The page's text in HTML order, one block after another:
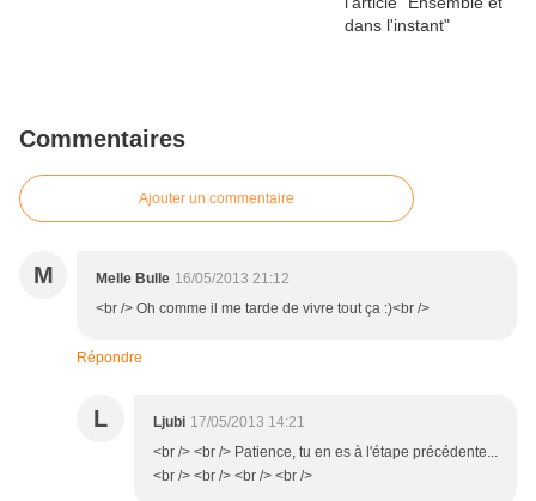
Commentaires
Ajouter un commentaire
M Melle Bulle 16/05/2013 21:12
<br /> Oh comme il me tarde de vivre tout ça :)<br />
Répondre
L Ljubi 17/05/2013 14:21
<br /> <br /> Patience, tu en es à l'étape précédente...
<br /> <br /> <br /> <br />